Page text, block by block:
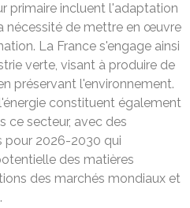
primaire incluent l'adaptation
nécessité de mettre en œuvre
La France s'engage ainsi
verte, visant à produire de
préservant l'environnement.
constituent également
ce secteur, avec des
pour 2026-2030 qui
des matières
des marchés mondiaux et